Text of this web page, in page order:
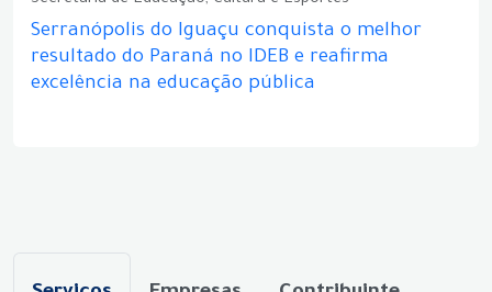
Serranópolis do Iguaçu conquista o melhor
resultado do Paraná no IDEB e reafirma
excelência na educação pública